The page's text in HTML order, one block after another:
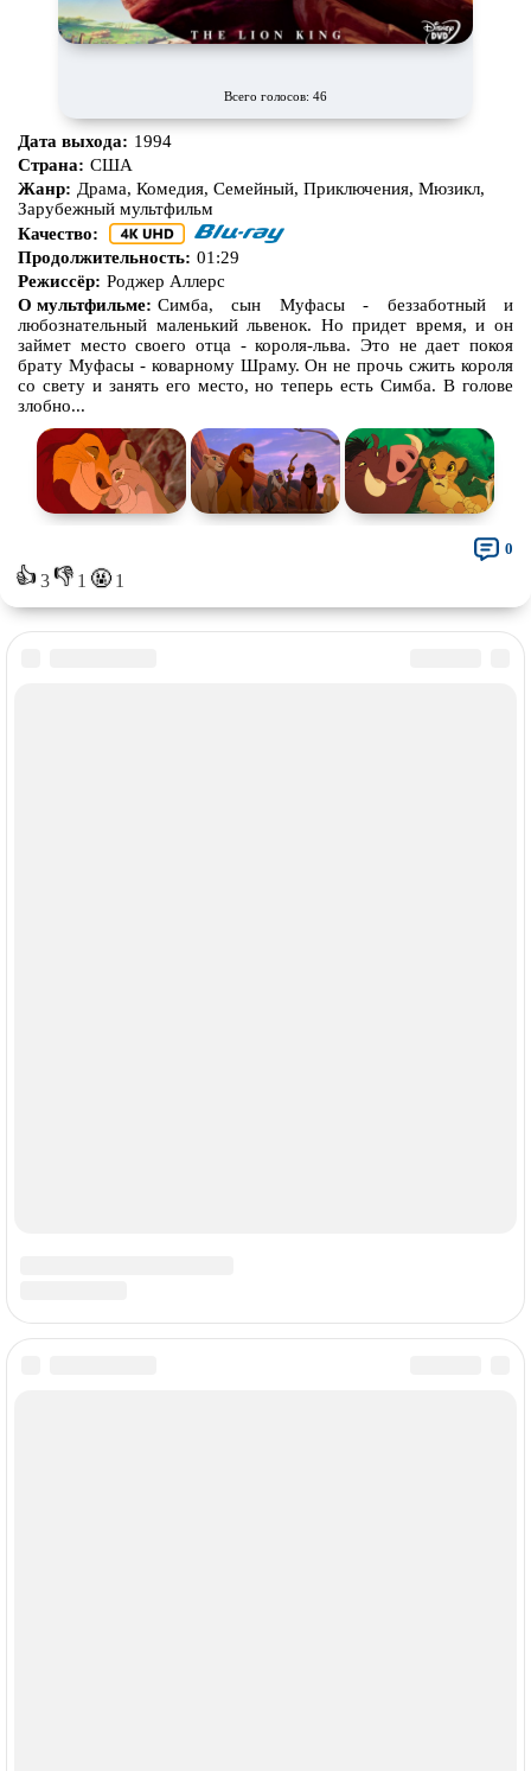
Всего голосов: 46
Дата выхода: 1994
Страна: США
Жанр: Драма, Комедия, Семейный, Приключения, Мюзикл,
Зарубежный мультфильм
Качество:
Продолжительность: 01:29
Режиссёр: Роджер Аллерс
О мультфильме: Симба, сын Муфасы - беззаботный и
любознательный маленький львенок. Но придет время, и он
займет место своего отца - короля-льва. Это не дает покоя
брату Муфасы - коварному Шраму. Он не прочь сжить короля
со свету и занять его место, но теперь есть Симба. В голове
злобно...
👍3👎 1 🤬 1
0